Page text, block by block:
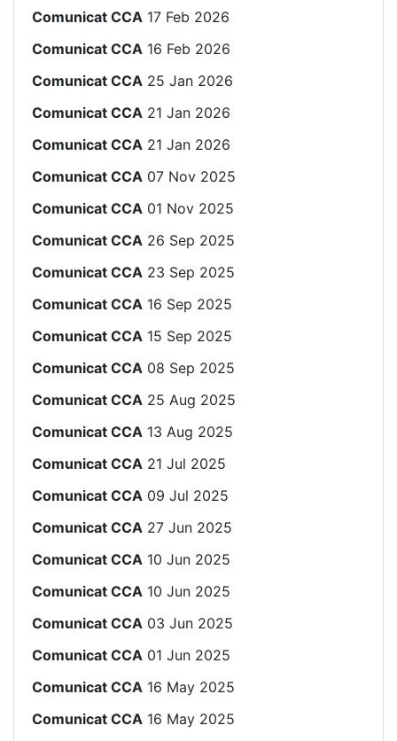
Comunicat CCA 17 Feb 2026
Comunicat CCA 16 Feb 2026
Comunicat CCA 25 Jan 2026
Comunicat CCA 21 Jan 2026
Comunicat CCA 21 Jan 2026
Comunicat CCA 07 Nov 2025
Comunicat CCA 01 Nov 2025
Comunicat CCA 26 Sep 2025
Comunicat CCA 23 Sep 2025
Comunicat CCA 16 Sep 2025
Comunicat CCA 15 Sep 2025
Comunicat CCA 08 Sep 2025
Comunicat CCA 25 Aug 2025
Comunicat CCA 13 Aug 2025
Comunicat CCA 21 Jul 2025
Comunicat CCA 09 Jul 2025
Comunicat CCA 27 Jun 2025
Comunicat CCA 10 Jun 2025
Comunicat CCA 10 Jun 2025
Comunicat CCA 03 Jun 2025
Comunicat CCA 01 Jun 2025
Comunicat CCA 16 May 2025
Comunicat CCA 16 May 2025